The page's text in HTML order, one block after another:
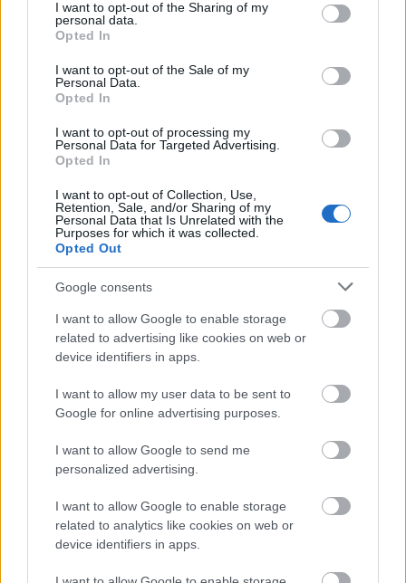
not limited to your visit or usage behaviour. You may click to
grant or deny consent to Google and its third-party tags to
use your data for below specified purposes in below Google
consent section.
I want to opt-out of the Sharing of my
personal data.
Opted In
I want to opt-out of the Sale of my
Personal Data.
Opted In
I want to opt-out of processing my
Personal Data for Targeted Advertising.
Opted In
I want to opt-out of Collection, Use,
Retention, Sale, and/or Sharing of my
Personal Data that Is Unrelated with the
Purposes for which it was collected.
Opted Out
Google consents
I want to allow Google to enable storage
related to advertising like cookies on web or
device identifiers in apps.
I want to allow my user data to be sent to
Google for online advertising purposes.
I want to allow Google to send me
personalized advertising.
I want to allow Google to enable storage
related to analytics like cookies on web or
device identifiers in apps.
Frozen yogurt ή παγωτό; Ποιο είναι τελικά πιο υγιεινό
Η Apple αποφασίζει ποιος μένει και ποιος φεύγει και
οι κανόνες δεν είναι ίδιοι για όλους